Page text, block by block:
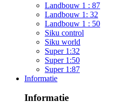
Landbouw 1 : 87
Landbouw 1: 32
Landbouw 1 : 50
Siku control
Siku world
Super 1:32
Super 1:50
Super 1:87
Informatie
Informatie